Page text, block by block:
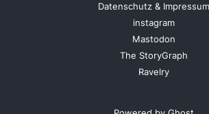
Datenschutz & Impressum
instagram
Mastodon
The StoryGraph
Ravelry